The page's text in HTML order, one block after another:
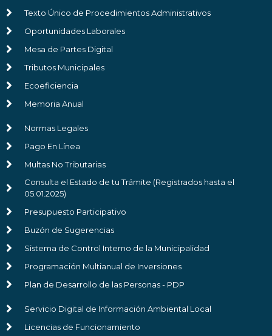
Texto Único de Procedimientos Administrativos
Oportunidades Laborales
Mesa de Partes Digital
Tributos Municipales
Ecoeficiencia
Memoria Anual
Normas Legales
Pago En Línea
Multas No Tributarias
Consulta el Estado de tu Trámite (Registrados hasta el
05.01.2025)
Presupuesto Participativo
Buzón de Sugerencias
Sistema de Control Interno de la Municipalidad
Programación Multianual de Inversiones
Plan de Desarrollo de las Personas - PDP
Servicio Digital de Información Ambiental Local
Licencias de Funcionamiento